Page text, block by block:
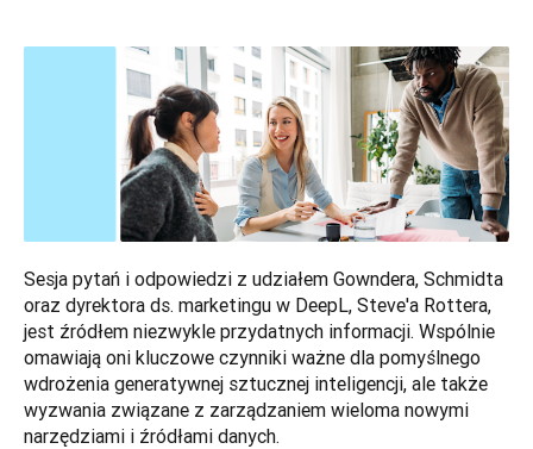
Sesja pytań i odpowiedzi z udziałem Gowndera, Schmidta
oraz dyrektora ds. marketingu w DeepL, Steve'a Rottera,
jest źródłem niezwykle przydatnych informacji. Wspólnie
omawiają oni kluczowe czynniki ważne dla pomyślnego
wdrożenia generatywnej sztucznej inteligencji, ale także
wyzwania związane z zarządzaniem wieloma nowymi
narzędziami i źródłami danych.